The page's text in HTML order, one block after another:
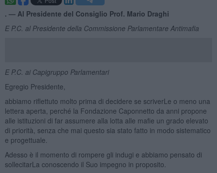
. — Al Presidente del Consiglio Prof. Mario Draghi
E P.C. al Presidente della Commissione Parlamentare Antimafia
E P.C. ai Capigruppo Parlamentari
Egregio Presidente,
abbiamo riflettuto molto prima di decidere se scriverLe o meno una
lettera aperta, perché la Fondazione Caponnetto da anni propone
alle istituzioni di far assumere alla lotta alle mafie un grado elevato
di priorità, senza che mai questo sia stato fatto in modo sistematico
e progettuale.
Adesso è il momento di rompere gli indugi e abbiamo pensato di
sollecitarLa conoscendo il Suo impegno in proposito.